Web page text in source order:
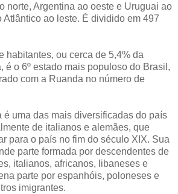
norte, Argentina ao oeste e Uruguai ao
Atlântico ao leste. É dividido em 497
habitantes, ou cerca de 5,4% da
é o 6º estado mais populoso do Brasil,
com a Ruanda no número de
é uma das mais diversificadas do país
de italianos e alemães, que
para o país no fim do século XIX. Sua
parte formada por descendentes de
italianos, africanos, libaneses e
parte por espanhóis, poloneses e
imigrantes.